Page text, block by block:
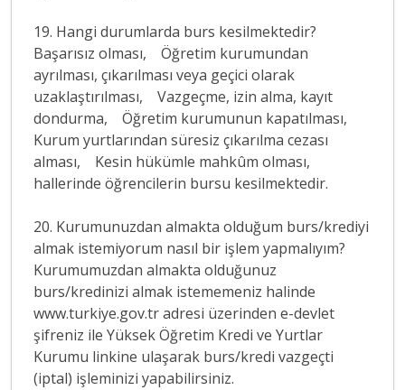
19. Hangi durumlarda burs kesilmektedir?
Başarısız olması, Öğretim kurumundan
ayrılması, çıkarılması veya geçici olarak
uzaklaştırılması, Vazgeçme, izin alma, kayıt
dondurma, Öğretim kurumunun kapatılması,
Kurum yurtlarından süresiz çıkarılma cezası
alması, Kesin hükümle mahkûm olması,
hallerinde öğrencilerin bursu kesilmektedir.
20. Kurumunuzdan almakta olduğum burs/krediyi
almak istemiyorum nasıl bir işlem yapmalıyım?
Kurumumuzdan almakta olduğunuz
burs/kredinizi almak istememeniz halinde
www.turkiye.gov.tr adresi üzerinden e-devlet
şifreniz ile Yüksek Öğretim Kredi ve Yurtlar
Kurumu linkine ulaşarak burs/kredi vazgeçti
(iptal) işleminizi yapabilirsiniz.